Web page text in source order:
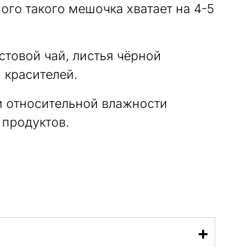
такого мешочка хватает на 4-5
чай, листья чёрной
влажности